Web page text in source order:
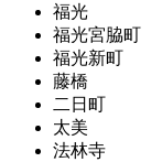
福光
福光宮脇町
福光新町
藤橋
二日町
太美
法林寺